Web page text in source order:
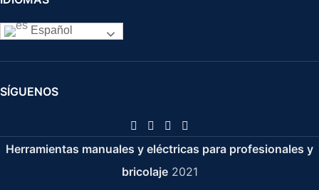
Español
SÍGUENOS
Herramientas manuales y eléctricas para profesionales y
bricolaje 2021